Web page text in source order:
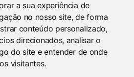
a sua experiência de
no nosso site, de forma
conteúdo personalizado,
direcionados, analisar o
do site e entender de onde
visitantes.
9 8024-0884
Schedule
feira: 08h às 12h e das 13h30min às
17h30min